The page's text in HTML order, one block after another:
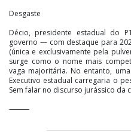
Desgaste
Décio, presidente estadual do
governo — com destaque para
(única e exclusivamente pela
surge como o nome mais
vaga majoritária. No entanto,
Executivo estadual carregaria o
Sem falar no discurso jurássico da
⸻
Ressurreição